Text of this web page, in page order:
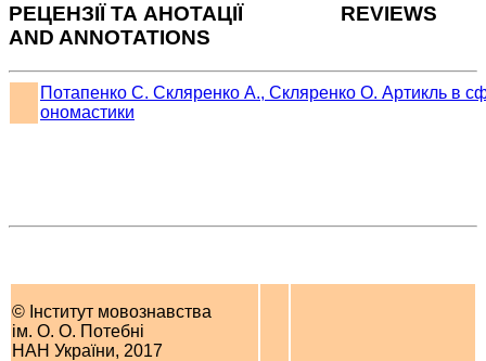
РЕЦЕНЗІЇ ТА АНОТАЦІЇ REVIEWS
AND ANNOTATIONS
Потапенко С. Скляренко А., Скляренко О. Артикль в
ономастики
© Інститут мовознавства
ім. О. О. Потебні
НАН України, 2017